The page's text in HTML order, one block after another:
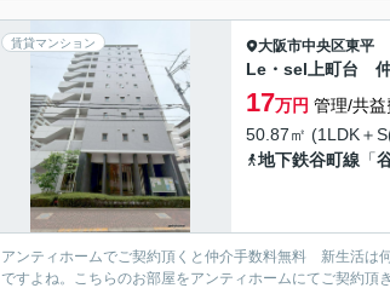
賃貸マンション 大阪市中央区東平
Le・sel上町台
17万円 管理/共
50.87㎡ (1LDK＋
地下鉄谷町線 「
アンティホームでご契約頂くと仲介手数料無料 新生活は
ですよね。こちらのお部屋をアンティホームにてご契約